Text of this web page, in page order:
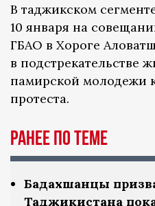
В таджикском
10 января на
ГБАО в Хороге
в подстрекательстве
памирской молодежи
протеста.
Ранее по теме
Бадахшанцы
Таджикистана